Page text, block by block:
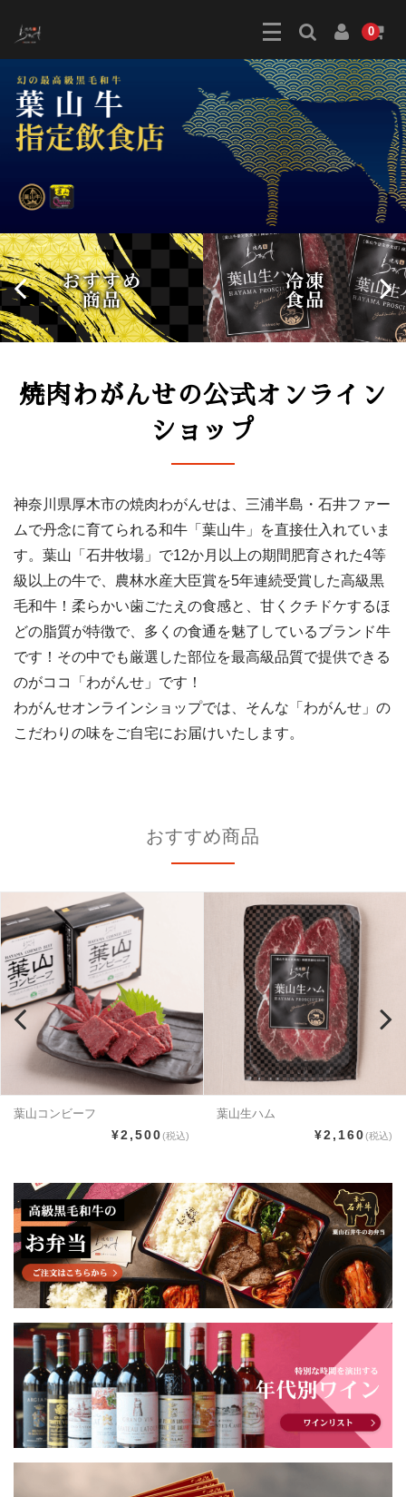
0
焼肉わがんせの公式オンライン
ショップ
神奈川県厚木市の焼肉わがんせは、三浦半島・石井ファー
ムで丹念に育てられる和牛「葉山牛」を直接仕入れていま
す。葉山「石井牧場」で12か月以上の期間肥育された4等
級以上の牛で、農林水産大臣賞を5年連続受賞した高級黒
毛和牛！柔らかい歯ごたえの食感と、甘くクチドケするほ
どの脂質が特徴で、多くの食通を魅了しているブランド牛
です！その中でも厳選した部位を最高級品質で提供できる
のがココ「わがんせ」です！
わがんせオンラインショップでは、そんな「わがんせ」の
こだわりの味をご自宅にお届けいたします。
おすすめ商品
葉山コンビーフ
¥2,500(税込)
葉山生ハム
¥2,160(税込)